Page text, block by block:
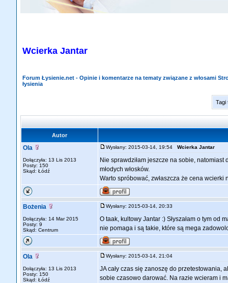
Wcierka Jantar
Forum Łysienie.net - Opinie i komentarze na tematy związane z włosami
łysienia
Tagi
Autor
Ola
Dołączyła: 13 Lis 2013
Posty: 150
Skąd: Łódź
Wysłany: 2015-03-14, 19:54 Wcierka Jantar
Nie sprawdziłam jeszcze na sobie,
młodych włosków.
Warto spróbować, zwłaszcza że cena
Bożenia
Dołączyła: 14 Mar 2015
Posty: 9
Skąd: Centrum
Wysłany: 2015-03-14, 20:33
O taak, kultowy Jantar :) Słyszałam o tym od
nie pomaga i są takie, które są mega
Ola
Dołączyła: 13 Lis 2013
Posty: 150
Skąd: Łódź
Wysłany: 2015-03-14, 21:04
JA cały czas się zanoszę do przetestowania,
sobie czasowo darować. Na razie wcieram i